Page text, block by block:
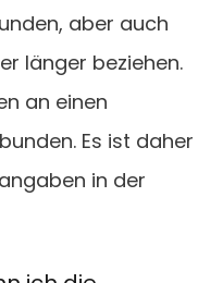
aber auch
länger beziehen.
an einen
Es ist daher
in der